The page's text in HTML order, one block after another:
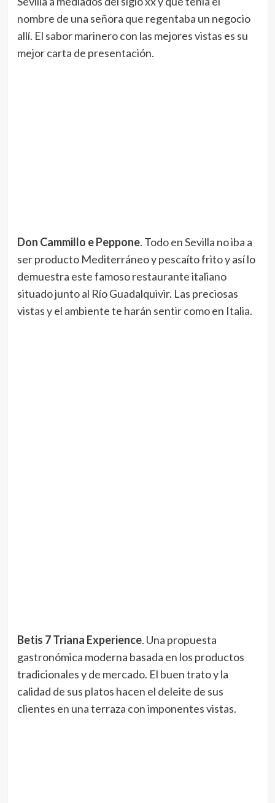
nombre de una señora que regentaba un negocio
allí. El sabor marinero con las mejores vistas es su
mejor carta de presentación.
Don Cammillo e Peppone. Todo en Sevilla no iba a
ser producto Mediterráneo y pescaíto frito y así lo
demuestra este famoso restaurante italiano
situado junto al Río Guadalquivir. Las preciosas
vistas y el ambiente te harán sentir como en Italia.
Betis 7 Triana Experience. Una propuesta
gastronómica moderna basada en los productos
tradicionales y de mercado. El buen trato y la
calidad de sus platos hacen el deleite de sus
clientes en una terraza con imponentes vistas.